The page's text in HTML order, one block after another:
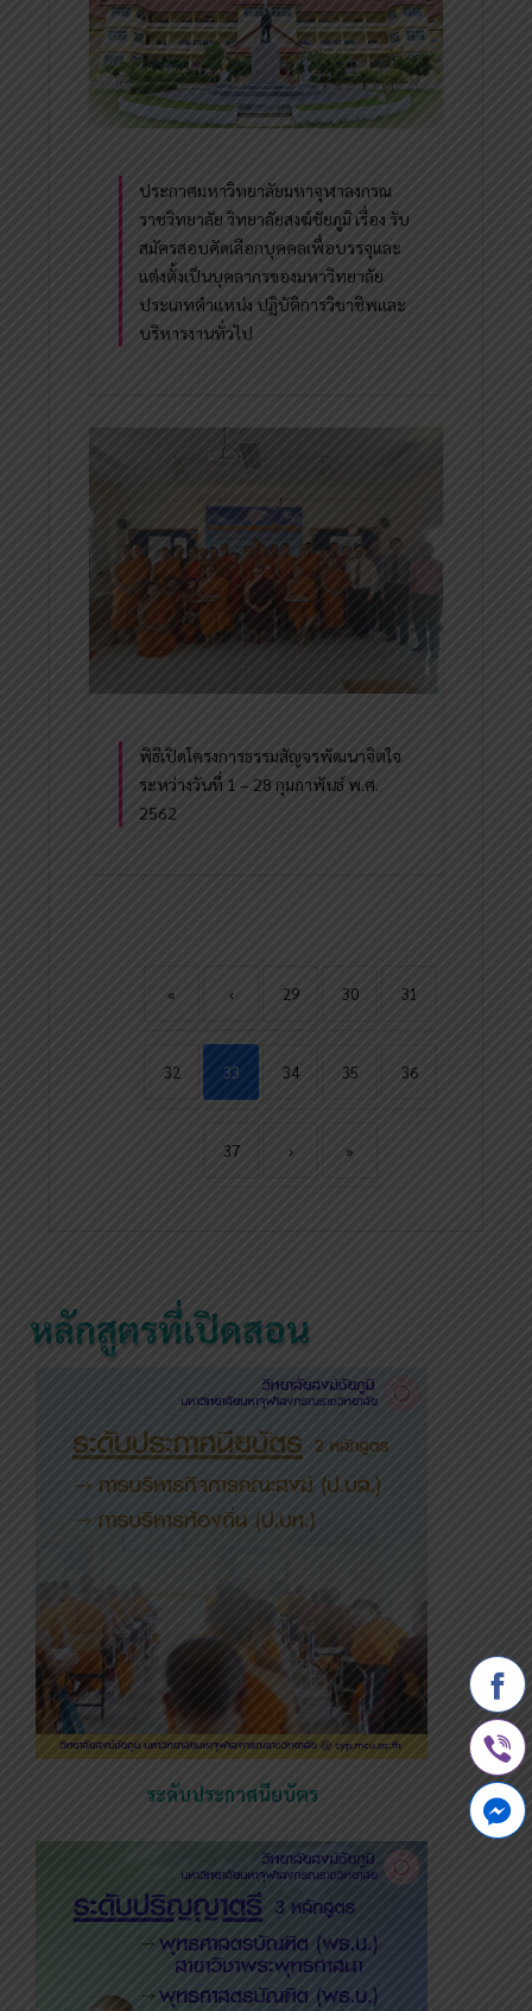
ประกาศมหาวิทยาลัยมหาจุฬาลงกรณ
ราชวิทยาลัย วิทยาลัยสงฆ์ชัยภูมิ เรื่อง รับ
สมัครสอบคัดเลือกบุคคลเพื่อบรรจุและ
แต่งตั้งเป็นบุคลากรของมหาวิทยาลัย
ประเภทตำแหน่ง ปฏิบัติการวิชาชีพและ
บริหารงานทั่วไป
พิธีเปิดโครงการธรรมสัญจรพัฒนาจิตใจ
ระหว่างวันที่ 1 – 28 กุมภาพันธ์ พ.ศ.
2562
« ‹ 29 30 31
32 33 34 35 36
37 › »
หลักสูตรที่เปิดสอน
ระดับประกาศนียบัตร